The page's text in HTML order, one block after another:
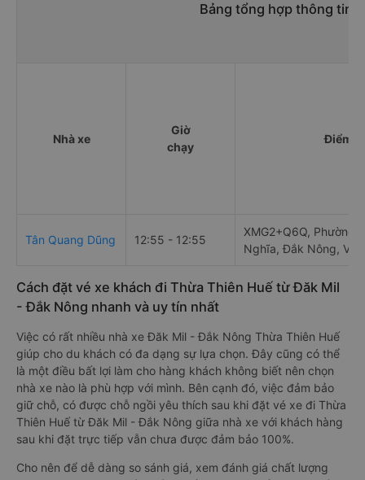
Bảng tổng hợp thông tin
Nhà xe
Giờ
chạy
Điểm đi
Tân Quang Dũng 12:55 - 12:55
XMG2+Q6Q, Phường
Nghĩa, Đắk Nông,
Cách đặt vé xe khách đi Thừa Thiên Huế từ Đăk Mil
- Đắk Nông nhanh và uy tín nhất
Việc có rất nhiều nhà xe Đăk Mil - Đắk Nông Thừa Thiên Huế
giúp cho du khách có đa dạng sự lựa chọn. Đây cũng có thể
là một điều bất lợi làm cho hàng khách không biết nên chọn
nhà xe nào là phù hợp với mình. Bên cạnh đó, việc đảm bảo
giữ chỗ, có được chỗ ngồi yêu thích sau khi đặt vé xe đi Thừa
Thiên Huế từ Đăk Mil - Đắk Nông giữa nhà xe với khách hàng
sau khi đặt trực tiếp vẫn chưa được đảm bảo 100%.
Cho nên để dễ dàng so sánh giá, xem đánh giá chất lượng